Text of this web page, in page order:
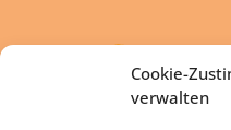
Cookie-
verwalten